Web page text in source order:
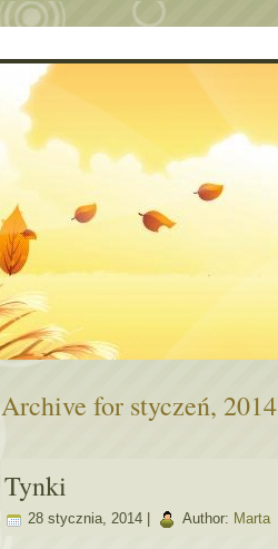
Archive for styczeń, 2014
Tynki
28 stycznia, 2014 | Author: Marta